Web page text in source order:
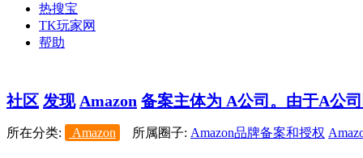
热搜宝
TK玩家网
帮助
社区 发现 Amazon 备案主体为 A公司。由于A公
所在分类: Amazon 所属圈子: Amazon品牌备案和授权